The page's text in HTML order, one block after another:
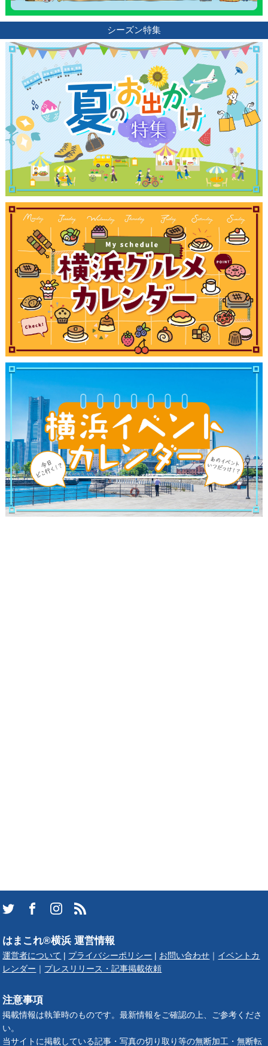
シーズン特集
観光ガイド
ランキング
ブログ記事
サイトについて
はまこれ®横浜 運営情報
運営者について | プライバシーポリシー | お問い合わせ ｜ イベントカ
レンダー ｜ プレスリリース・記事掲載依頼
注意事項
掲載情報は執筆時のものです。最新情報をご確認の上、ご参考くださ
い。
当サイトに掲載している記事・写真の切り取り等の無断加工・無断転